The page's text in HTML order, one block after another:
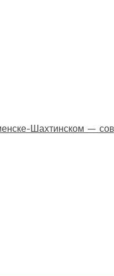
Шахтинском —